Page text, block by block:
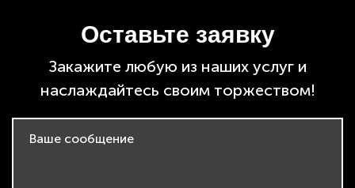
Оставьте заявку
Закажите любую из наших услуг и
наслаждайтесь своим торжеством!